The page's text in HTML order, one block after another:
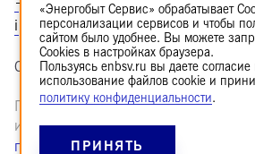
info@enbsv.ru
Сделано в
echelon 960.ru
Пользуясь enbsv.ru вы даете
использование файлов cookie и
политику конфиденциальности.
«Энергобыт Сервис» обрабатывает
персонализации сервисов и чтобы
сайтом было удобнее. Вы можете
Cookies в настройках браузера.
Пользуясь enbsv.ru вы даете согласие
использование файлов cookie и
политику конфиденциальности.
ПРИНЯТЬ